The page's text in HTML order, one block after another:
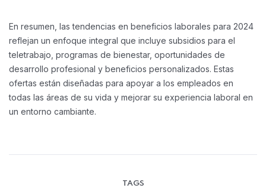
En resumen, las tendencias en beneficios laborales para 2024
reflejan un enfoque integral que incluye subsidios para el
teletrabajo, programas de bienestar, oportunidades de
desarrollo profesional y beneficios personalizados. Estas
ofertas están diseñadas para apoyar a los empleados en
todas las áreas de su vida y mejorar su experiencia laboral en
un entorno cambiante.
TAGS